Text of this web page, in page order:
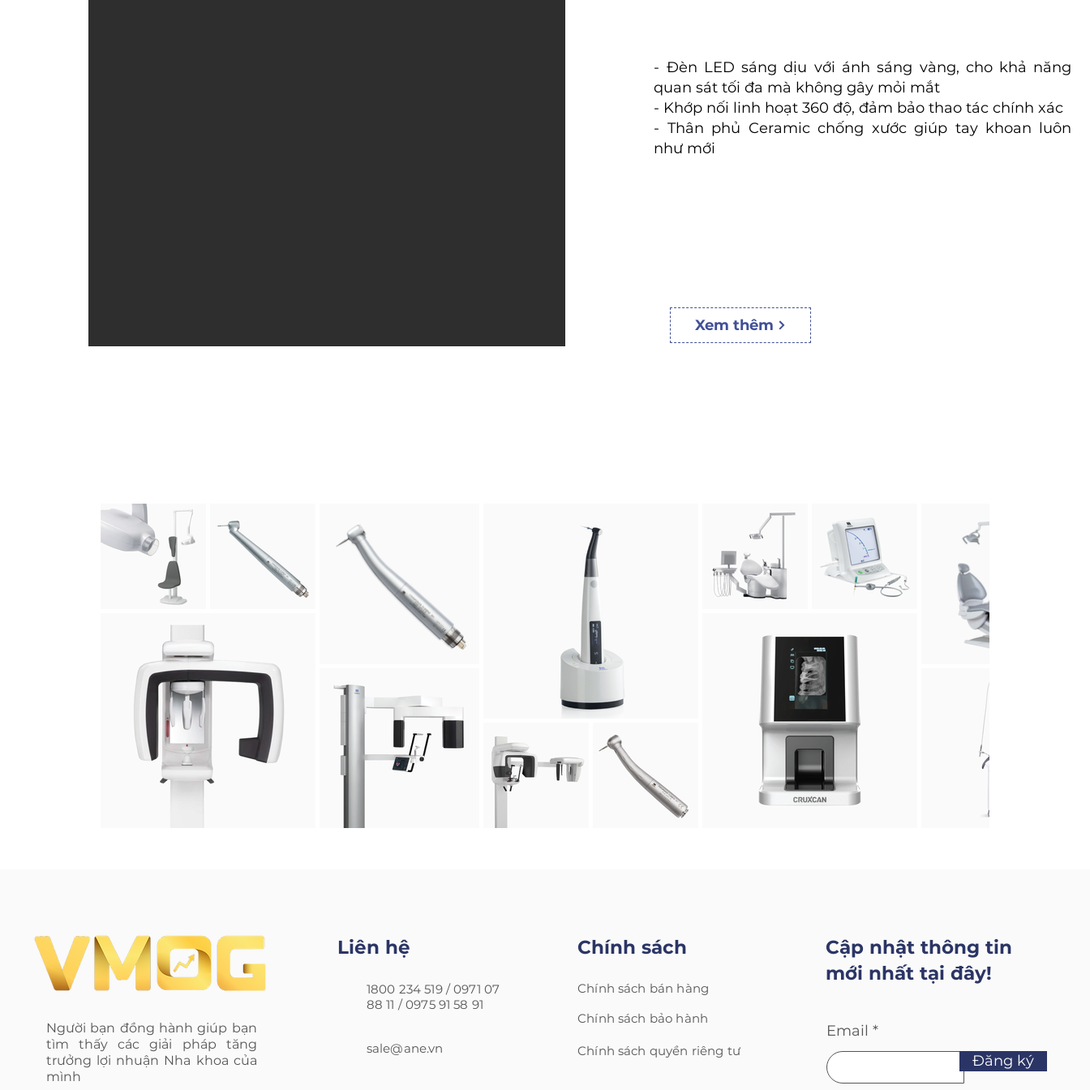
- Đèn LED sáng dịu với ánh sáng vàng, cho khả năng
quan sát tối đa mà không gây mỏi mắt
- Khớp nối linh hoạt 360 độ, đảm bảo thao tác chính xác
- Thân phủ Ceramic chống xước giúp tay khoan luôn
như mới
Xem thêm
Người bạn đồng hành giúp bạn
tìm thấy các giải pháp tăng
trưởng lợi nhuận Nha khoa của
mình
Liên hệ
1800 234 519 /0971 07
88 11 /0975 91 58 91
sale@ane.vn
Chính sách
Chính sách bán hàng
Chính sách bảo hành
Chính sách quyền riêng tư
Cập nhật thông tin
mới nhất tại đây!
Email
Đăng ký